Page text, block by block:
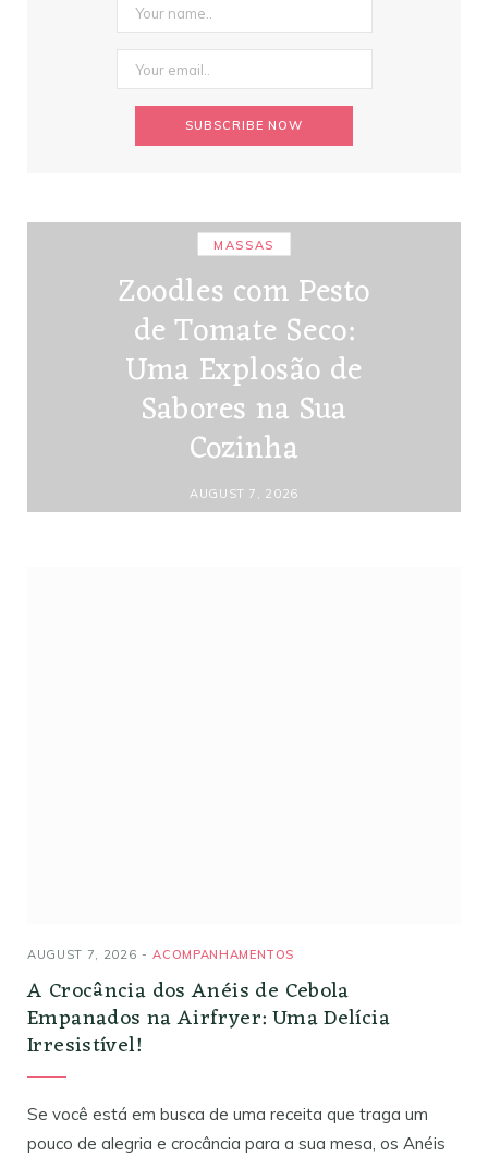
MASSAS
Zoodles com Pesto
de Tomate Seco:
Uma Explosão de
Sabores na Sua
Cozinha
AUGUST 7, 2026
AUGUST 7, 2026 ACOMPANHAMENTOS
A Crocância dos Anéis de Cebola
Empanados na Airfryer: Uma Delícia
Irresistível!
Se você está em busca de uma receita que traga um
pouco de alegria e crocância para a sua mesa, os Anéis